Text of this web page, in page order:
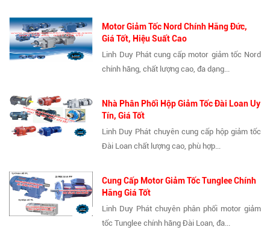
Motor Giảm Tốc Nord Chính Hãng Đức,
Giá Tốt, Hiệu Suất Cao
Linh Duy Phát cung cấp motor giảm tốc Nord
chính hãng, chất lượng cao, đa dạng...
Nhà Phân Phối Hộp Giảm Tốc Đài Loan Uy
Tín, Giá Tốt
Linh Duy Phát chuyên cung cấp hộp giảm tốc
Đài Loan chất lượng cao, phù hợp...
Cung Cấp Motor Giảm Tốc Tunglee Chính
Hãng Giá Tốt
Linh Duy Phát chuyên phân phối motor giảm
tốc Tunglee chính hãng Đài Loan, đa...